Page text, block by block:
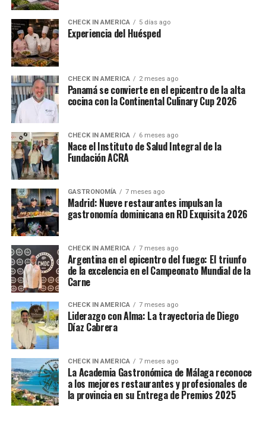
CHECK IN AMERICA 5 días ago
Experiencia del Huésped
CHECK IN AMERICA 2 meses ago
Panamá se convierte en el epicentro de la alta
cocina con la Continental Culinary Cup 2026
CHECK IN AMERICA 6 meses ago
Nace el Instituto de Salud Integral de la
Fundación ACRA
GASTRONOMÍA 7 meses ago
Madrid: Nueve restaurantes impulsan la
gastronomía dominicana en RD Exquisita 2026
CHECK IN AMERICA 7 meses ago
Argentina en el epicentro del fuego: El triunfo
de la excelencia en el Campeonato Mundial de la
Carne
CHECK IN AMERICA 7 meses ago
Liderazgo con Alma: La trayectoria de Diego
Díaz Cabrera
CHECK IN AMERICA 7 meses ago
La Academia Gastronómica de Málaga reconoce
a los mejores restaurantes y profesionales de
la provincia en su Entrega de Premios 2025